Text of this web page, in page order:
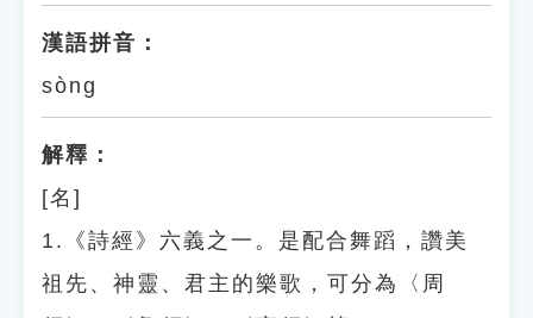
漢語拼音：
sòng
解釋：
[名]
1.《詩經》六義之一。是配合舞蹈，讚美
祖先、神靈、君主的樂歌，可分為〈周